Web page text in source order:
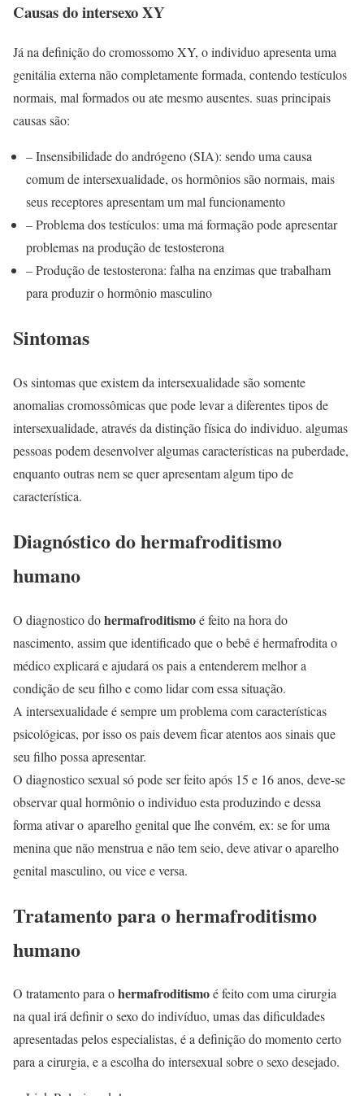
Causas do intersexo XY
Já na definição do cromossomo XY, o individuo apresenta uma
genitália externa não completamente formada, contendo testículos
normais, mal formados ou ate mesmo ausentes. suas principais
causas são:
– Insensibilidade do andrógeno (SIA): sendo uma causa
comum de intersexualidade, os hormônios são normais, mais
seus receptores apresentam um mal funcionamento
– Problema dos testículos: uma má formação pode apresentar
problemas na produção de testosterona
– Produção de testosterona: falha na enzimas que trabalham
para produzir o hormônio masculino
Sintomas
Os sintomas que existem da intersexualidade são somente
anomalias cromossômicas que pode levar a diferentes tipos de
intersexualidade, através da distinção física do individuo. algumas
pessoas podem desenvolver algumas características na puberdade,
enquanto outras nem se quer apresentam algum tipo de
característica.
Diagnóstico do hermafroditismo
humano
O diagnostico dohermafroditismoé feito na hora do
nascimento, assim que identificado que o bebê é hermafrodita o
médico explicará e ajudará os pais a entenderem melhor a
condição de seu filho e como lidar com essa situação.
A intersexualidade é sempre um problema com características
psicológicas, por isso os pais devem ficar atentos aos sinais que
seu filho possa apresentar.
O diagnostico sexual só pode ser feito após 15 e 16 anos, deve-se
observar qual hormônio o individuo esta produzindo e dessa
forma ativar o aparelho genital que lhe convém, ex: se for uma
menina que não menstrua e não tem seio, deve ativar o aparelho
genital masculino, ou vice e versa.
Tratamento para o hermafroditismo
humano
O tratamento para ohermafroditismoé feito com uma cirurgia
na qual irá definir o sexo do indivíduo, umas das dificuldades
apresentadas pelos especialistas, é a definição do momento certo
para a cirurgia, e a escolha do intersexual sobre o sexo desejado.